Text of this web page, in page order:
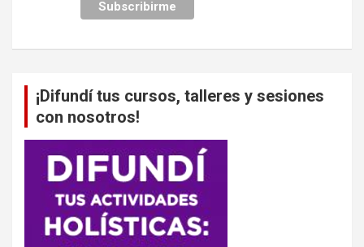
¡Difundí tus cursos, talleres y sesiones
con nosotros!